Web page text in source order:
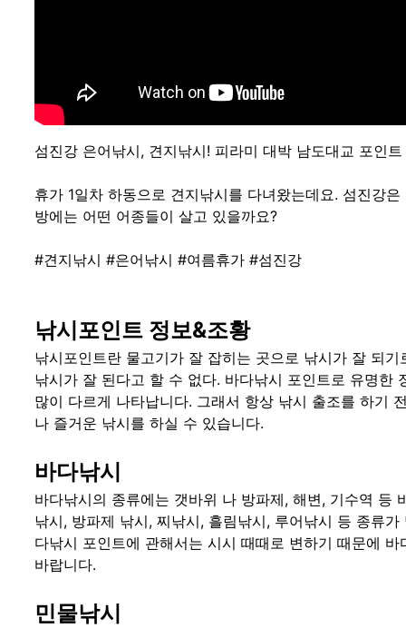
섬진강 은어낚시, 견지낚시! 피라미 대박 남도대교 포인
휴가 1일차 하동으로 견지낚시를 다녀왔는데요. 섬진강
방에는 어떤 어종들이 살고 있을까요?
#견지낚시 #은어낚시 #여름휴가 #섬진강
낚시포인트 정보&조황
낚시포인트란 물고기가 잘 잡히는 곳으로 낚시가 잘 되
낚시가 잘 된다고 할 수 없다. 바다낚시 포인트로 유명한
많이 다르게 나타납니다. 그래서 항상 낚시 출조를 하기
나 즐거운 낚시를 하실 수 있습니다.
바다낚시
바다낚시의 종류에는 갯바위 나 방파제, 해변, 기수역 등
낚시, 방파제 낚시, 찌낚시, 흘림낚시, 루어낚시 등 종류
다낚시 포인트에 관해서는 시시 때때로 변하기 때문에
바랍니다.
민물낚시